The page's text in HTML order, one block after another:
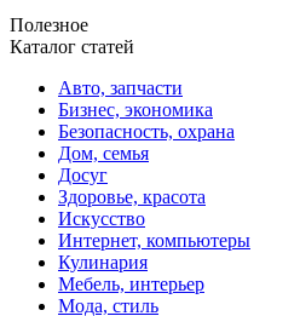
Полезное
Каталог статей
Авто, запчасти
Бизнес, экономика
Безопасность, охрана
Дом, семья
Досуг
Здоровье, красота
Искусство
Интернет, компьютеры
Кулинария
Мебель, интерьер
Мода, стиль